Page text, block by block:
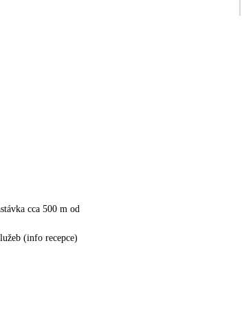
cca 500 m od
(info recepce)